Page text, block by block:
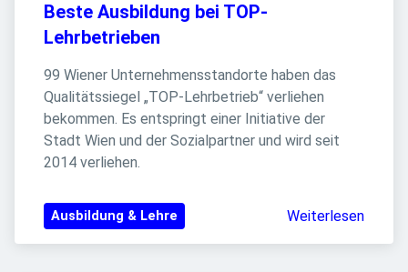
Beste Ausbildung bei TOP-
Lehrbetrieben
99 Wiener Unternehmensstandorte haben das
Qualitätssiegel „TOP-Lehrbetrieb“ verliehen
bekommen. Es entspringt einer Initiative der
Stadt Wien und der Sozialpartner und wird seit
2014 verliehen.
Ausbildung & Lehre Weiterlesen